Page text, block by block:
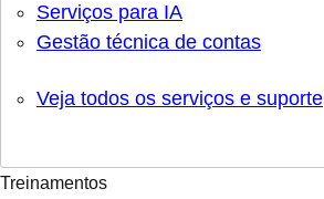
Serviços para IA
Gestão técnica de contas
Veja todos os serviços e suporte
Treinamentos